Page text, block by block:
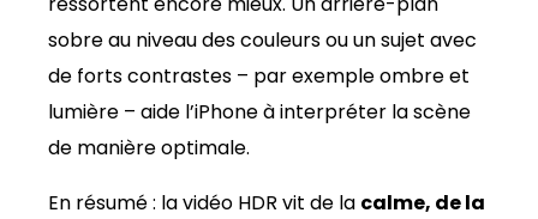
sobre au niveau des couleurs ou un sujet avec
de forts contrastes – par exemple ombre et
lumière – aide l’iPhone à interpréter la scène
de manière optimale.
En résumé : la vidéo HDR vit de la calme, de la